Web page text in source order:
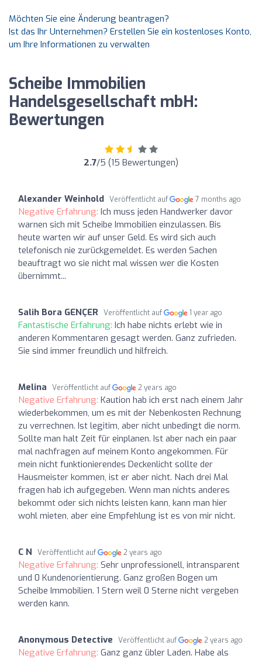
Möchten Sie eine Änderung beantragen?
Ist das Ihr Unternehmen? Erstellen Sie ein kostenloses Konto,
um Ihre Informationen zu verwalten
Scheibe Immobilien
Handelsgesellschaft mbH:
Bewertungen
2.7/5 (15 Bewertungen)
Alexander Weinhold Veröffentlicht auf 7 months ago
Negative Erfahrung: Ich muss jeden Handwerker davor
warnen sich mit Scheibe Immobilien einzulassen. Bis
heute warten wir auf unser Geld. Es wird sich auch
telefonisch nie zurückgemeldet. Es werden Sachen
beauftragt wo sie nicht mal wissen wer die Kosten
übernimmt...
Salih Bora GENÇER Veröffentlicht auf 1 year ago
Fantastische Erfahrung: Ich habe nichts erlebt wie in
anderen Kommentaren gesagt werden. Ganz zufrieden.
Sie sind immer freundlich und hilfreich.
Melina Veröffentlicht auf 2 years ago
Negative Erfahrung: Kaution hab ich erst nach einem Jahr
wiederbekommen, um es mit der Nebenkosten Rechnung
zu verrechnen. Ist legitim, aber nicht unbedingt die norm.
Sollte man halt Zeit für einplanen. Ist aber nach ein paar
mal nachfragen auf meinem Konto angekommen. Für
mein nicht funktionierendes Deckenlicht sollte der
Hausmeister kommen, ist er aber nicht. Nach drei Mal
fragen hab ich aufgegeben. Wenn man nichts anderes
bekommt oder sich nichts leisten kann, kann man hier
wohl mieten, aber eine Empfehlung ist es von mir nicht.
C N Veröffentlicht auf 2 years ago
Negative Erfahrung: Sehr unprofessionell, intransparent
und 0 Kundenorientierung. Ganz großen Bogen um
Scheibe Immobilien. 1 Stern weil 0 Sterne nicht vergeben
werden kann.
Anonymous Detective Veröffentlicht auf 2 years ago
Negative Erfahrung: Ganz ganz übler Laden. Habe als